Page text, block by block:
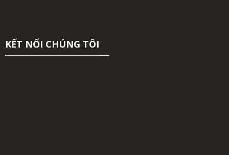
KẾT NỐI CHÚNG TÔI